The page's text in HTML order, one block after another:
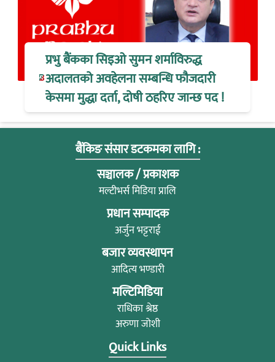
प्रभु बैंकका सिइओ सुमन शर्माविरुद्ध
अदालतको अवहेलना सम्बन्धि फौजदारी
केसमा मुद्धा दर्ता, दोषी ठहरिए जान्छ पद !
बैंकिङ संसार डटकमका लागि :
सञ्चालक / प्रकाशक
मल्टीभर्स मिडिया प्रालि
प्रधान सम्पादक
अर्जुन भट्टराई
बजार व्यवस्थापन
आदित्य भण्डारी
मल्टिमिडिया
राधिका श्रेष्ठ
अरुणा जोशी
Quick Links